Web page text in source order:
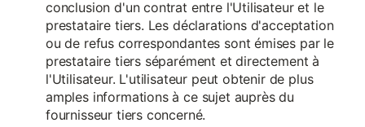
conclusion d'un contrat entre l'Utilisateur et le
prestataire tiers. Les déclarations d'acceptation
ou de refus correspondantes sont émises par le
prestataire tiers séparément et directement à
l'Utilisateur. L'utilisateur peut obtenir de plus
amples informations à ce sujet auprès du
fournisseur tiers concerné.